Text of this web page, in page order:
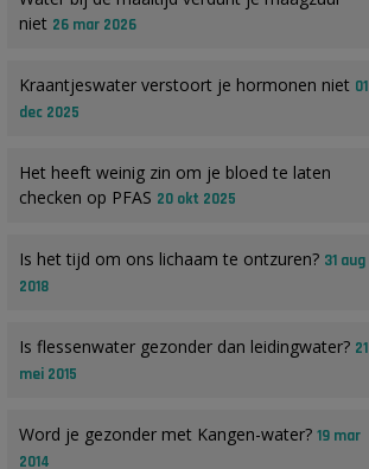
niet 26 mar 2026
Kraantjeswater verstoort je hormonen niet 01
dec 2025
Het heeft weinig zin om je bloed te laten
checken op PFAS 20 okt 2025
Is het tijd om ons lichaam te ontzuren? 31 aug
2018
Is flessenwater gezonder dan leidingwater? 21
mei 2015
Word je gezonder met Kangen-water? 19 mar
2014